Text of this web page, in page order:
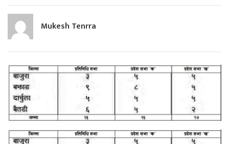
Mukesh Tenrra